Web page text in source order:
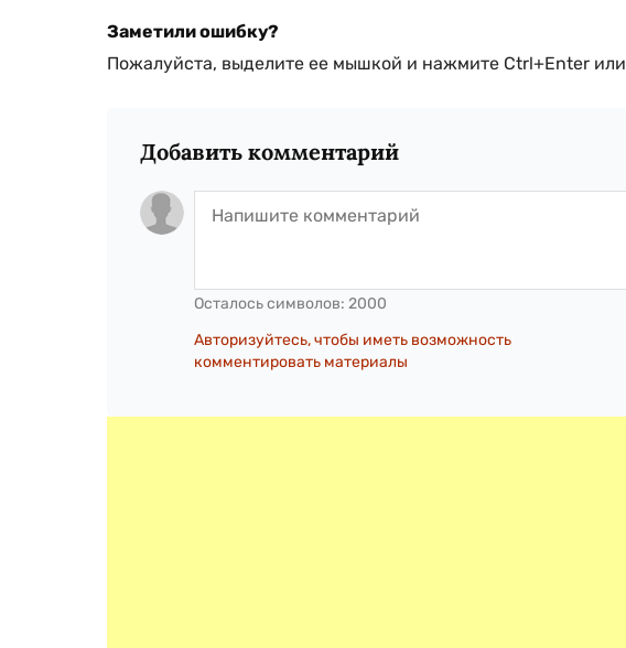
Заметили ошибку?
Пожалуйста, выделите ее мышкой и нажмите Ctrl+Enter или
Добавить комментарий
Осталось символов: 2000
Авторизуйтесь, чтобы иметь возможность
комментировать материалы